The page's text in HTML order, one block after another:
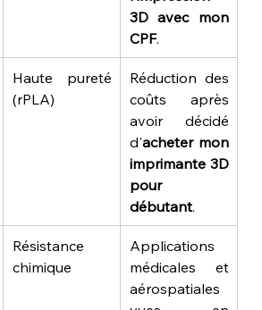
3D avec mon
CPF.
Haute pureté
(rPLA)
Réduction des
coûts après
avoir décidé
d'acheter mon
imprimante 3D
pour
débutant.
Résistance
chimique
Applications
médicales et
aérospatiales